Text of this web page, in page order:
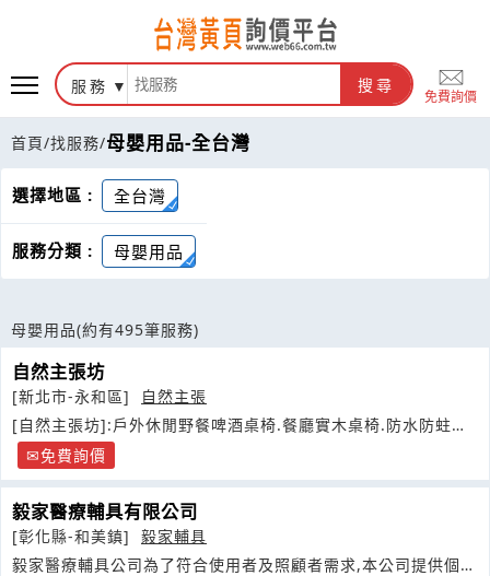
服務 搜尋
免費詢價
首頁/找服務/母嬰用品-全台灣
選擇地區 : 全台灣
服務分類 : 母嬰用品
母嬰用品(約有495筆服務)
自然主張坊
[新北市-永和區]
自然主張
[自然主張坊]:戶外休閒野餐啤酒桌椅.餐廳實木桌椅.防水防蛀塑
鋼傢俱免費詢價
毅家醫療輔具有限公司
[彰化縣-和美鎮]
毅家輔具
毅家醫療輔具公司為了符合使用者及照顧者需求,本公司提供個別